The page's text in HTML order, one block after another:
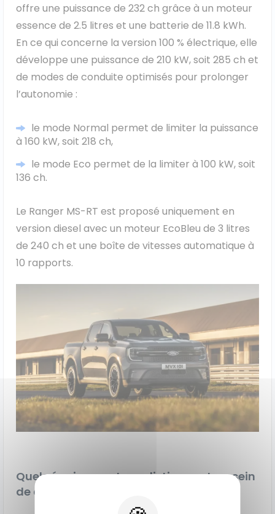
offre une puissance de 232 ch grâce à un moteur
essence de 2.5 litres et une batterie de 11.8 kWh.
En ce qui concerne la version 100 % électrique, elle
développe une puissance de 210 kW, soit 285 ch et
de modes de conduite optimisés pour prolonger
l’autonomie :
le mode Normal permet de limiter la puissance
à 160 kW, soit 218 ch,
le mode Eco permet de la limiter à 100 kW, soit
136 ch.
Le Ranger MS-RT est proposé uniquement en
version diesel avec un moteur EcoBleu de 3 litres
de 240 ch et une boîte de vitesses automatique à
10 rapports.
Quels équipements se distinguent au sein
de ces modèles MS-RT ?